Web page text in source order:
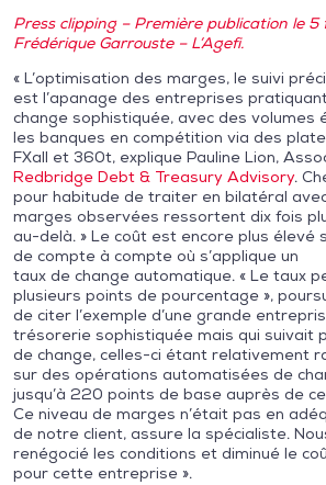
Press clipping – Première publication le
Frédérique Garrouste – L’Agefi.
« L’optimisation des marges, le suivi
est l’apanage des entreprises
change sophistiquée, avec des
les banques en compétition via des
FXall et 360t, explique Pauline Lion,
Redbridge Debt & Treasury Advisory.
pour habitude de traiter en bilatéral
marges observées ressortent dix fois
au-delà. » Le coût est encore plus élevé
de compte à compte où s’applique un
taux de change automatique. « Le taux
plusieurs points de pourcentage »,
de citer l’exemple d’une grande
trésorerie sophistiquée mais qui suivait
de change, celles-ci étant relativement
sur des opérations automatisées de
jusqu’à 220 points de base auprès de
Ce niveau de marges n’était pas en
de notre client, assure la spécialiste.
renégocié les conditions et diminué le
pour cette entreprise ».